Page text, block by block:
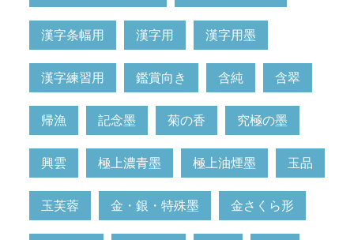
漢字条幅用 漢字用 漢字用墨
漢字練習用 鑑賞向き 含純 含翠
帰漁 記念墨 菊の香 究極の墨
興雲 極上濃青墨 極上油煙墨 玉品
玉芙蓉 金・銀・特殊墨 金さくら形